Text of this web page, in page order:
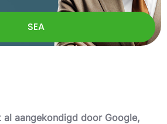
SEA
aangekondigd door Google,